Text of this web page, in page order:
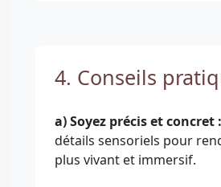
4. Conseils
a) Soyez précis et concret :
détails sensoriels pour
plus vivant et immersif.